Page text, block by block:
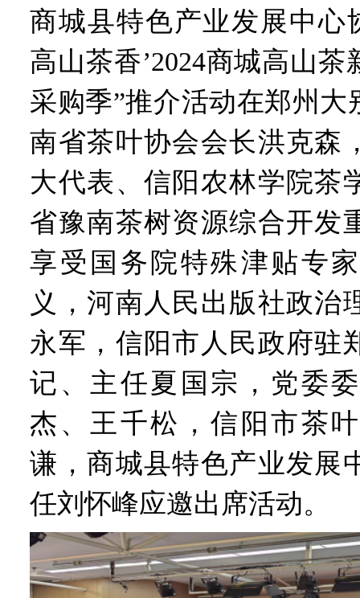
商城县特色产业发展中心
高山茶香’2024商城高山
采购季”推介活动在郑州大
南省茶叶协会会长洪克森
大代表、信阳农林学院茶
省豫南茶树资源综合开发
享受国务院特殊津贴专
义，河南人民出版社政治
永军，信阳市人民政府驻
记、主任夏国宗，党委
杰、王千松，信阳市茶
谦，商城县特色产业发展
任刘怀峰应邀出席活动。